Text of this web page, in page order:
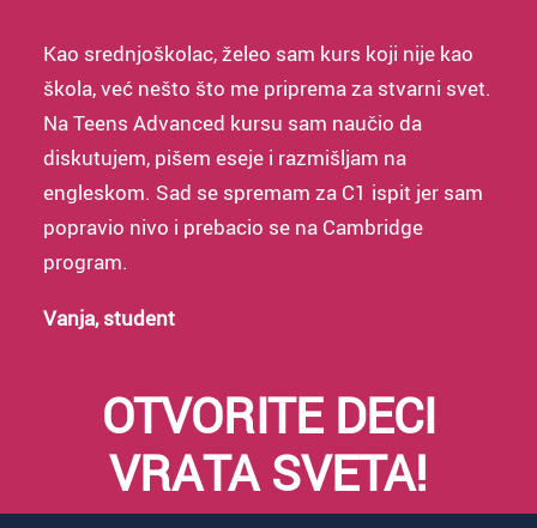
Kao srednjoškolac, želeo sam kurs koji nije kao
škola, već nešto što me priprema za stvarni svet.
Na Teens Advanced kursu sam naučio da
diskutujem, pišem eseje i razmišljam na
engleskom. Sad se spremam za C1 ispit jer sam
popravio nivo i prebacio se na Cambridge
program.
Vanja, student
OTVORITE DECI
VRATA SVETA!